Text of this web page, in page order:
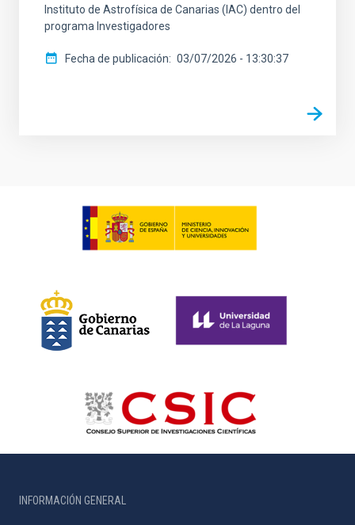
Instituto de Astrofísica de Canarias (IAC) dentro del
programa Investigadores
Fecha de publicación 03/07/2026 - 13:30:37
INFORMACIÓN GENERAL